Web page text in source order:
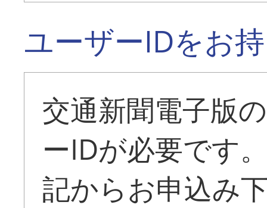
ユーザーIDをお
交通新聞電子版
ーIDが必要です
記からお申込み